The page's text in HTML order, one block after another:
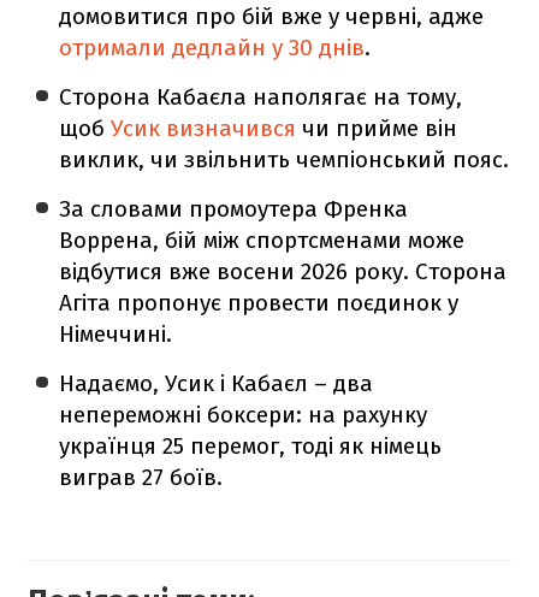
домовитися про бій вже у червні, адже
отримали дедлайн у 30 днів.
Сторона Кабаєла наполягає на тому,
щобУсик визначився чи прийме він
виклик, чи звільнить чемпіонський пояс.
За словами промоутера Френка
Воррена, бій між спортсменами може
відбутися вже восени 2026 року. Сторона
Агіта пропонує провести поєдинок у
Німеччині.
Надаємо, Усик і Кабаєл – два
непереможні боксери: на рахунку
українця 25 перемог, тоді як німець
виграв 27 боїв.